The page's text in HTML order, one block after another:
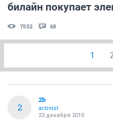
билайн покупает
7552 68
1
2
2b
activist
23 декабря 2010